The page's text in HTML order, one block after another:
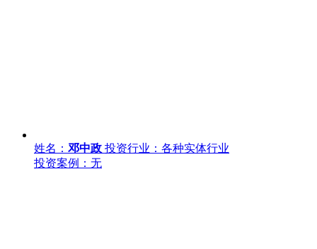
姓名： 邓中政 投资行业：各种实体行业
投资案例：无